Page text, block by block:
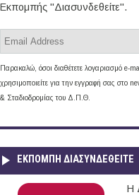
Εκπομπής "Διασυνδεθείτε".
Παρακαλώ, όσοι διαθέτετε λογαριασμό e-
χρησιμοποιείτε για την εγγραφή σας στο
& Σταδιοδρομίας του Δ.Π.Θ.
ΕΚΠΟΜΠΉ ΔΙΑΣΥΝΔΕΘΕΊΤΕ
Η